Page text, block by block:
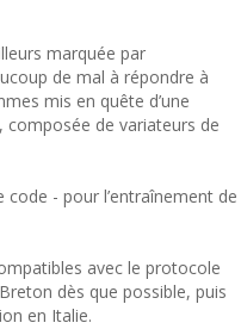
marquée par
de mal à répondre à
mis en quête d’une
de variateurs de
- pour l’entraînement de
avec le protocole
dès que possible, puis
en Italie.